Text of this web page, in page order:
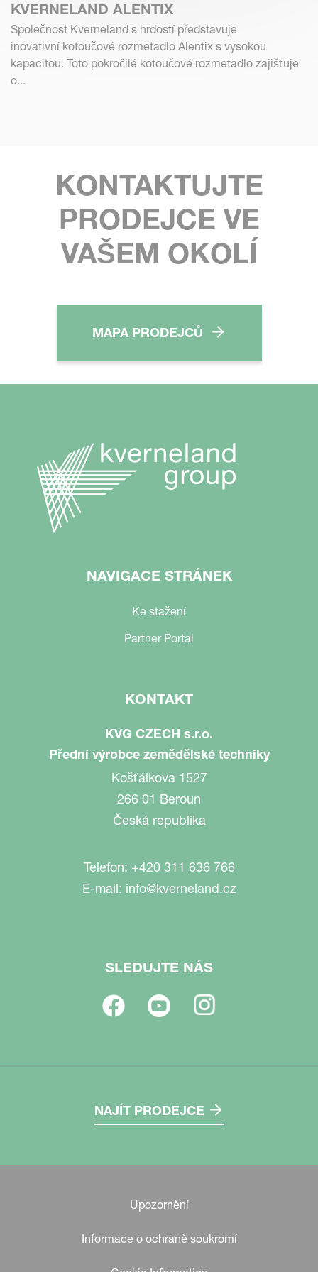
KVERNELAND ALENTIX
Společnost Kverneland s hrdostí představuje
inovativní kotoučové rozmetadlo Alentix s vysokou
kapacitou. Toto pokročilé kotoučové rozmetadlo zajišťuje
o...
KONTAKTUJTE
PRODEJCE VE
VAŠEM OKOLÍ
MAPA PRODEJCŮ
NAVIGACE STRÁNEK
Ke stažení
Partner Portal
KONTAKT
KVG CZECH s.r.o.
Přední výrobce zemědělské techniky
Košťálkova 1527
266 01 Beroun
Česká republika
Telefon: +420 311 636 766
E-mail: info@kverneland.cz
SLEDUJTE NÁS
NAJÍT PRODEJCE
Upozornění
Informace o ochraně soukromí